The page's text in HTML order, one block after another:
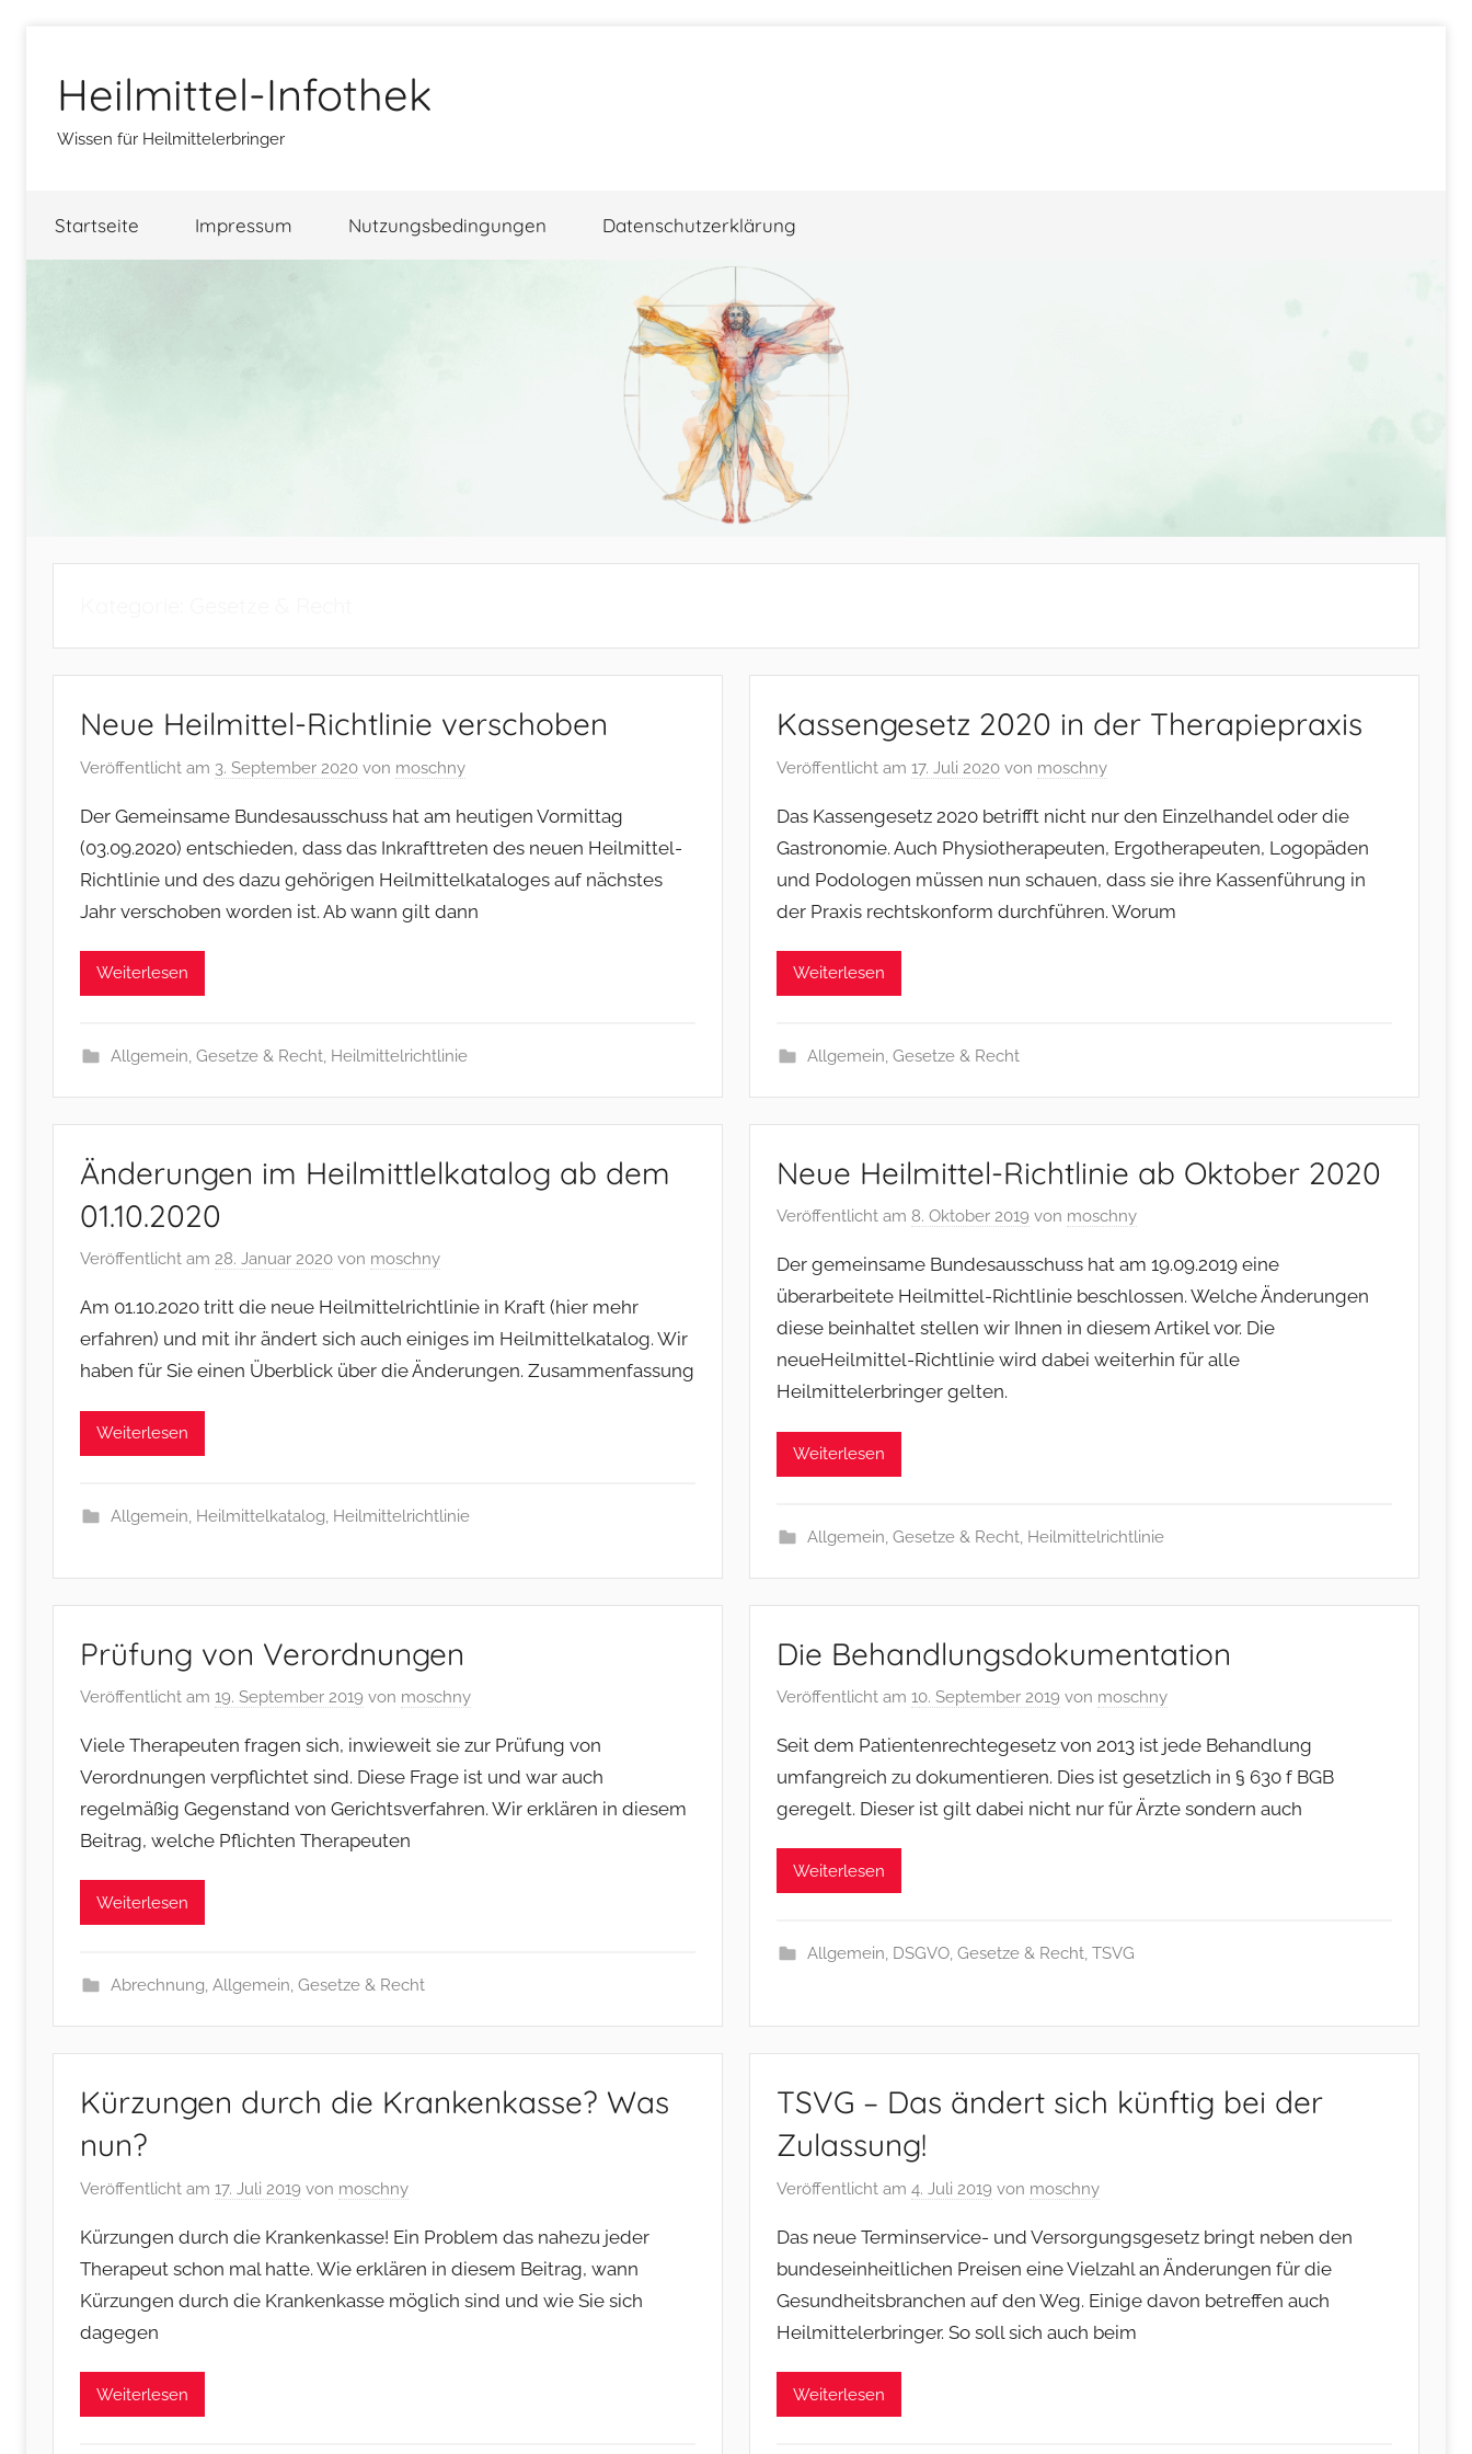
springen
Heilmittel-Infothek
Wissen für Heilmittelerbringer
Startseite Impressum Nutzungsbedingungen Datenschutzerklärung
Neue Heilmittel-Richtlinie verschoben
Veröffentlicht am 3. September 2020 von moschny
Der Gemeinsame Bundesausschuss hat am heutigen Vormittag
(03.09.2020) entschieden, dass das Inkrafttreten des neuen Heilmittel-
Richtlinie und des dazu gehörigen Heilmittelkataloges auf nächstes
Jahr verschoben worden ist. Ab wann gilt dann
Weiterlesen
Allgemein, Gesetze & Recht, Heilmittelrichtlinie
Kassengesetz 2020 in der Therapiepraxis
Veröffentlicht am 17. Juli 2020 von moschny
Das Kassengesetz 2020 betrifft nicht nur den Einzelhandel oder die
Gastronomie. Auch Physiotherapeuten, Ergotherapeuten, Logopäden
und Podologen müssen nun schauen, dass sie ihre Kassenführung in
der Praxis rechtskonform durchführen. Worum
Weiterlesen
Allgemein, Gesetze & Recht
Änderungen im Heilmittlelkatalog ab dem
01.10.2020
Veröffentlicht am 28. Januar 2020 von moschny
Am 01.10.2020 tritt die neue Heilmittelrichtlinie in Kraft (hier mehr
erfahren) und mit ihr ändert sich auch einiges im Heilmittelkatalog. Wir
haben für Sie einen Überblick über die Änderungen. Zusammenfassung
Weiterlesen
Allgemein, Heilmittelkatalog, Heilmittelrichtlinie
Neue Heilmittel-Richtlinie ab Oktober 2020
Veröffentlicht am 8. Oktober 2019 von moschny
Der gemeinsame Bundesausschuss hat am 19.09.2019 eine
überarbeitete Heilmittel-Richtlinie beschlossen. Welche Änderungen
diese beinhaltet stellen wir Ihnen in diesem Artikel vor. Die
neueHeilmittel-Richtlinie wird dabei weiterhin für alle
Heilmittelerbringer gelten.
Weiterlesen
Allgemein, Gesetze & Recht, Heilmittelrichtlinie
Prüfung von Verordnungen
Veröffentlicht am 19. September 2019 von moschny
Viele Therapeuten fragen sich, inwieweit sie zur Prüfung von
Verordnungen verpflichtet sind. Diese Frage ist und war auch
regelmäßig Gegenstand von Gerichtsverfahren. Wir erklären in diesem
Beitrag, welche Pflichten Therapeuten
Weiterlesen
Abrechnung, Allgemein, Gesetze & Recht
Die Behandlungsdokumentation
Veröffentlicht am 10. September 2019 von moschny
Seit dem Patientenrechtegesetz von 2013 ist jede Behandlung
umfangreich zu dokumentieren. Dies ist gesetzlich in § 630 f BGB
geregelt. Dieser ist gilt dabei nicht nur für Ärzte sondern auch
Weiterlesen
Allgemein, DSGVO, Gesetze & Recht, TSVG
Kürzungen durch die Krankenkasse? Was
nun?
Veröffentlicht am 17. Juli 2019 von moschny
Kürzungen durch die Krankenkasse! Ein Problem das nahezu jeder
Therapeut schon mal hatte. Wie erklären in diesem Beitrag, wann
Kürzungen durch die Krankenkasse möglich sind und wie Sie sich
dagegen
Weiterlesen
TSVG – Das ändert sich künftig bei der
Zulassung!
Veröffentlicht am 4. Juli 2019 von moschny
Das neue Terminservice- und Versorgungsgesetz bringt neben den
bundeseinheitlichen Preisen eine Vielzahl an Änderungen für die
Gesundheitsbranchen auf den Weg. Einige davon betreffen auch
Heilmittelerbringer. So soll sich auch beim
Weiterlesen